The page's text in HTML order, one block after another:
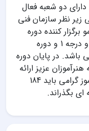
دو شعبه فعال
زیر نظر سازمان فنی
کننده دوره
های آموزشی آرایشگری مردانه درجه 2 و درجه 1 و دوره
در پایان دوره
عزیز ارائه
می گردد. در دوره آموزشی درجه 2 کارآموز گرامی باید 184
بگذراند.